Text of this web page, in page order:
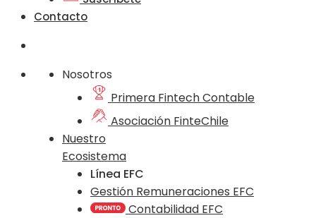
Contacto
Nosotros
Primera Fintech Contable
Asociación FinteChile
Nuestro
Ecosistema
Línea EFC
Gestión Remuneraciones EFC
Contabilidad EFC